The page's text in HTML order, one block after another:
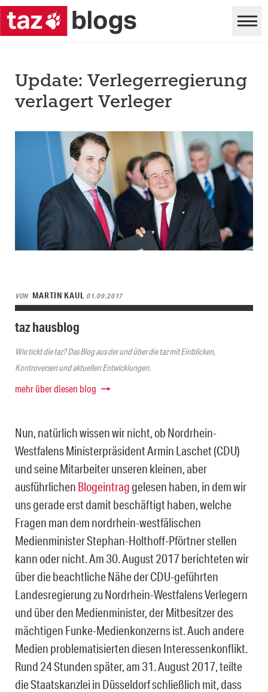
Update: Verlegerregierung
verlagert Verleger
VON MARTIN KAUL 01.09.2017
taz hausblog
Wie tickt die taz? Das Blog aus der und über die taz mit Einblicken,
Kontroversen und aktuellen Entwicklungen.
mehr über diesen blog
Nun, natürlich wissen wir nicht, ob Nordrhein-
Westfalens Ministerpräsident Armin Laschet (CDU)
und seine Mitarbeiter unseren kleinen, aber
ausführlichen Blogeintraggelesen haben, in dem wir
uns gerade erst damit beschäftigt haben, welche
Fragen man dem nordrhein-westfälischen
Medienminister Stephan-Holthoff-Pförtner stellen
kann oder nicht. Am 30. August 2017 berichteten wir
über die beachtliche Nähe der CDU-geführten
Landesregierung zu Nordrhein-Westfalens Verlegern
und über den Medienminister, der Mitbesitzer des
mächtigen Funke-Medienkonzerns ist. Auch andere
Medien problematisierten diesen Interessenkonflikt.
Rund 24 Stunden später, am 31. August 2017, teilte
die Staatskanzlei in Düsseldorf schließlich mit, dass